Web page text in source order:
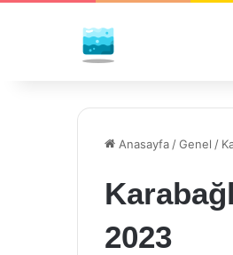
Anasayfa /Genel /
2023